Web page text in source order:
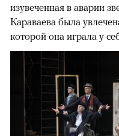
изувеченная в аварии
Караваева была
которой она играла у